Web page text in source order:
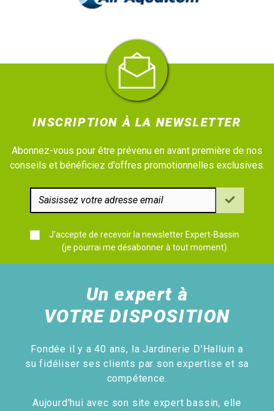
INSCRIPTION À LA NEWSLETTER
Abonnez-vous pour être prévenu en avant première de nos
conseils et bénéficiez d'offres promotionnelles exclusives.
J'accepte de recevoir la newsletter Expert-Bassin
(je pourrai me désabonner à tout moment)
Un expert à
VOTRE DISPOSITION
Fondée il y a 40 ans, la Jardinerie D'Halluin a
su fidéliser ses clients par son expertise et sa
compétence.
Aujourd'hui avec son site expert bassin, elle